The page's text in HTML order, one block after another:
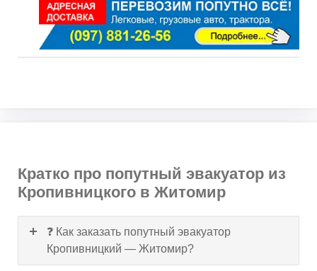
Кратко про попутный эвакуатор из
Кропивницкого в Житомир
❓ Как заказать попутный эвакуатор
Кропивницкий — Житомир?